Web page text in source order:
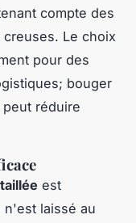
compte des
Le choix
pour des
bouger
réduire
est
laissé au